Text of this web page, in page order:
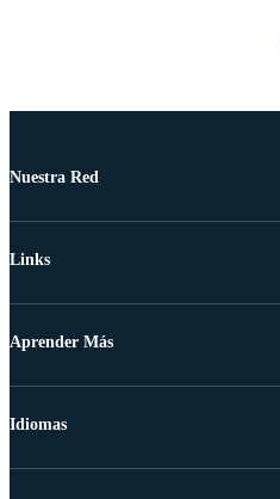
Nuestra Red
Links
Aprender Más
Idiomas